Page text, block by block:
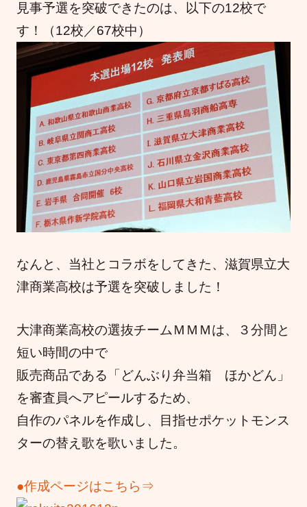
見事予選を突破できたのは、以下の12校で
す！（12校／67校中）
なんと、当社とコラボをしてきた、滋賀県立大
津商業高校は予選を突破しました！
大津商業高校の選抜チームＭＭＭは、３分間と
短い時間の中で
販売商品である「どんぶり弁当箱 ほかどん」
を審査員へアピールするため、
自作のパネルを作成し、目指せポケットモンス
ターの替え歌を歌いました。
●作成ページはこちら⇒